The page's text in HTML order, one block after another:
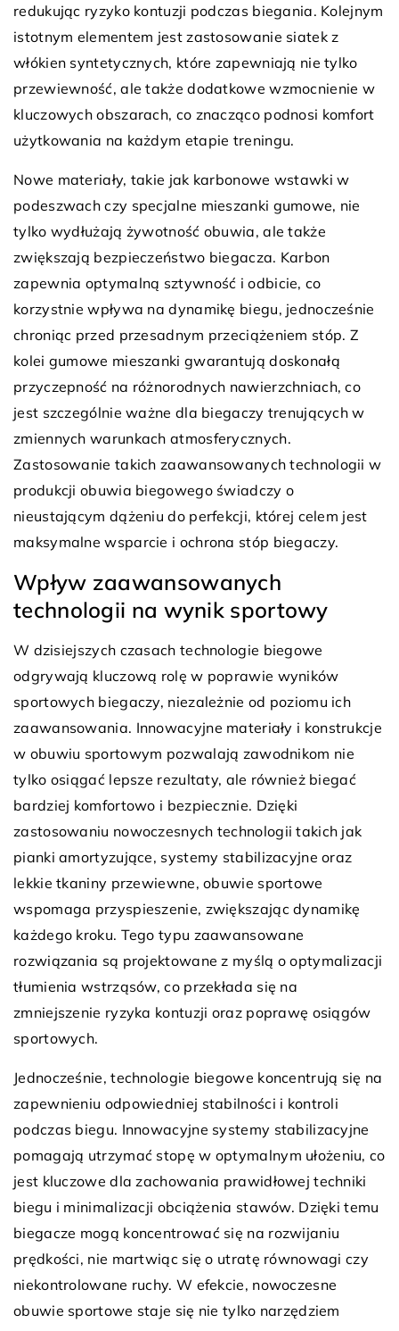
redukując ryzyko kontuzji podczas biegania. Kolejnym
istotnym elementem jest zastosowanie siatek z
włókien syntetycznych, które zapewniają nie tylko
przewiewność, ale także dodatkowe wzmocnienie w
kluczowych obszarach, co znacząco podnosi komfort
użytkowania na każdym etapie treningu.
Nowe materiały, takie jak karbonowe wstawki w
podeszwach czy specjalne mieszanki gumowe, nie
tylko wydłużają żywotność obuwia, ale także
zwiększają bezpieczeństwo biegacza. Karbon
zapewnia optymalną sztywność i odbicie, co
korzystnie wpływa na dynamikę biegu, jednocześnie
chroniąc przed przesadnym przeciążeniem stóp. Z
kolei gumowe mieszanki gwarantują doskonałą
przyczepność na różnorodnych nawierzchniach, co
jest szczególnie ważne dla biegaczy trenujących w
zmiennych warunkach atmosferycznych.
Zastosowanie takich zaawansowanych technologii w
produkcji obuwia biegowego świadczy o
nieustającym dążeniu do perfekcji, której celem jest
maksymalne wsparcie i ochrona stóp biegaczy.
Wpływ zaawansowanych
technologii na wynik sportowy
W dzisiejszych czasach technologie biegowe
odgrywają kluczową rolę w poprawie wyników
sportowych biegaczy, niezależnie od poziomu ich
zaawansowania. Innowacyjne materiały i konstrukcje
w obuwiu sportowym pozwalają zawodnikom nie
tylko osiągać lepsze rezultaty, ale również biegać
bardziej komfortowo i bezpiecznie. Dzięki
zastosowaniu nowoczesnych technologii takich jak
pianki amortyzujące, systemy stabilizacyjne oraz
lekkie tkaniny przewiewne, obuwie sportowe
wspomaga przyspieszenie, zwiększając dynamikę
każdego kroku. Tego typu zaawansowane
rozwiązania są projektowane z myślą o optymalizacji
tłumienia wstrząsów, co przekłada się na
zmniejszenie ryzyka kontuzji oraz poprawę osiągów
sportowych.
Jednocześnie, technologie biegowe koncentrują się na
zapewnieniu odpowiedniej stabilności i kontroli
podczas biegu. Innowacyjne systemy stabilizacyjne
pomagają utrzymać stopę w optymalnym ułożeniu, co
jest kluczowe dla zachowania prawidłowej techniki
biegu i minimalizacji obciążenia stawów. Dzięki temu
biegacze mogą koncentrować się na rozwijaniu
prędkości, nie martwiąc się o utratę równowagi czy
niekontrolowane ruchy. W efekcie, nowoczesne
obuwie sportowe staje się nie tylko narzędziem